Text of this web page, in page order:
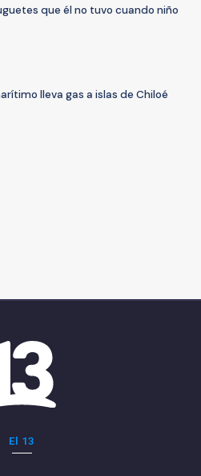
que él no tuvo cuando niño
lleva gas a islas de Chiloé
El 13